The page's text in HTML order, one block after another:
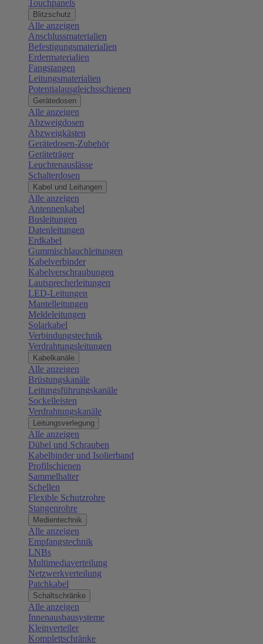
Touchpanels
Blitzschutz
Alle anzeigen
Anschlussmaterialien
Befestigungsmaterialien
Erdermaterialien
Fangstangen
Leitungsmaterialien
Potentialausgleichsschienen
Gerätedosen
Alle anzeigen
Abzweigdosen
Abzweigkästen
Gerätedosen-Zubehör
Geräteträger
Leuchtenauslässe
Schalterdosen
Kabel und Leitungen
Alle anzeigen
Antennenkabel
Busleitungen
Datenleitungen
Erdkabel
Gummischlauchleitungen
Kabelverbinder
Kabelverschraubungen
Lautsprecherleitungen
LED-Leitungen
Mantelleitungen
Meldeleitungen
Solarkabel
Verbindungstechnik
Verdrahtungsleitungen
Kabelkanäle
Alle anzeigen
Brüstungskanäle
Leitungsführungskanäle
Sockelleisten
Verdrahtungskanäle
Leitungsverlegung
Alle anzeigen
Dübel und Schrauben
Kabelbinder und Isolierband
Profilschienen
Sammelhalter
Schellen
Flexible Schutzrohre
Stangenrohre
Medientechnik
Alle anzeigen
Empfangstechnik
LNBs
Multimediaverteilung
Netzwerkverteilung
Patchkabel
Schaltschränke
Alle anzeigen
Innenausbausysteme
Kleinverteiler
Komplettschränke